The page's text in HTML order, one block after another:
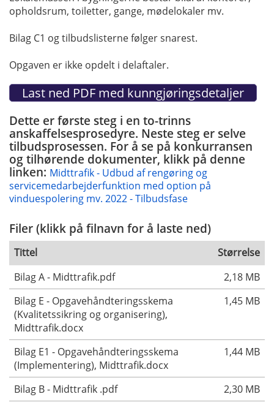
opholdsrum, toiletter, gange, mødelokaler mv.
Bilag C1 og tilbudslisterne følger snarest.
Opgaven er ikke opdelt i delaftaler.
Dette er første steg i en to-trinns
anskaffelsesprosedyre. Neste steg er selve
tilbudsprosessen. For å se på konkurransen
og tilhørende dokumenter, klikk på denne
linken: Midttrafik - Udbud af rengøring og
servicemedarbejderfunktion med option på
vinduespolering mv. 2022 - Tilbudsfase
Filer (klikk på filnavn for å laste ned)
Tittel
Størrelse
Bilag A - Midttrafik.pdf
2,18 MB
Bilag E - Opgavehåndteringsskema
(Kvalitetssikring og organisering),
Midttrafik.docx
1,45 MB
Bilag E1 - Opgavehåndteringsskema
(Implementering), Midttrafik.docx
1,44 MB
Bilag B - Midttrafik .pdf
2,30 MB